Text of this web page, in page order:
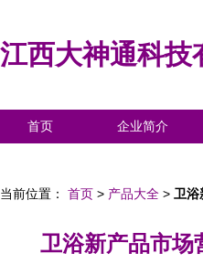
江西大神通科技
首页 企业简介
当前位置： 首页 > 产品大全 > 卫浴
卫浴新产品市场